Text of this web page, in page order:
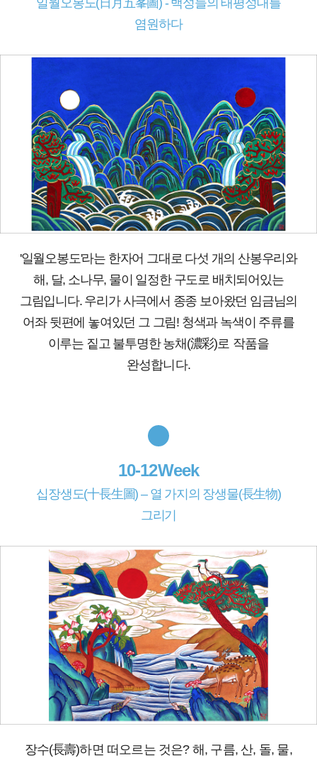
일월오봉도(日月五峯圖) - 백성들의 태평성대를
염원하다
'일월오봉도'라는 한자어 그대로 다섯 개의 산봉우리와
해, 달, 소나무, 물이 일정한 구도로 배치되어있는
그림입니다. 우리가 사극에서 종종 보아왔던 임금님의
어좌 뒷편에 놓여있던 그 그림! 청색과 녹색이 주류를
이루는 짙고 불투명한 농채(濃彩)로 작품을
완성합니다.
10-12Week
십장생도(十長生圖) – 열 가지의 장생물(長生物)
그리기
장수(長壽)하면 떠오르는 것은? 해, 구름, 산, 돌, 물,